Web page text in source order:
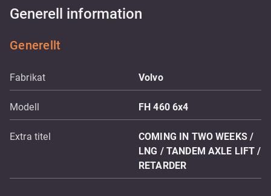
Generell information
Generellt
Fabrikat Volvo
Modell FH 460 6x4
Extra titel
COMING IN TWO WEEKS /
LNG / TANDEM AXLE LIFT /
RETARDER